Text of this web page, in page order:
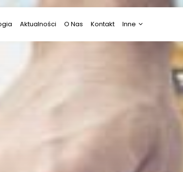
Aktualności O Nas Kontakt Inne
Diety/Odchudzanie
Gastronomia